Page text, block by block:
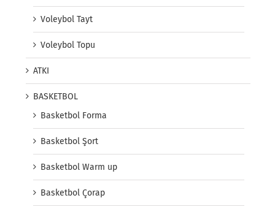
Voleybol Tayt
Voleybol Topu
ATKI
BASKETBOL
Basketbol Forma
Basketbol Şort
Basketbol Warm up
Basketbol Çorap